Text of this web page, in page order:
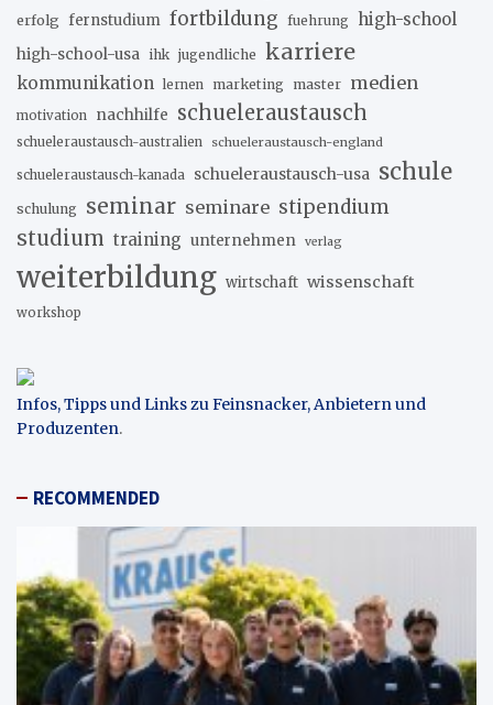
erfolg fernstudium fortbildung fuehrung high-school
high-school-usa ihk jugendliche karriere
kommunikation lernen marketing master medien
motivation nachhilfe schueleraustausch
schueleraustausch-australien schueleraustausch-england
schueleraustausch-kanada schueleraustausch-usa schule
schulung seminar seminare stipendium
studium training unternehmen verlag
weiterbildung wirtschaft wissenschaft
workshop
Infos, Tipps und Links zu Feinsnacker, Anbietern und
Produzenten.
RECOMMENDED